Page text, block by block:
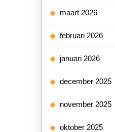
maart 2026
februari 2026
januari 2026
december 2025
november 2025
oktober 2025